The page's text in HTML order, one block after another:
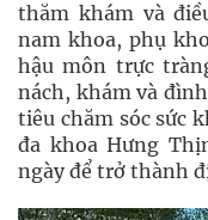
thăm khám và
nam khoa, phụ
hậu môn trực
nách, khám và
tiêu chăm sóc sức
đa khoa Hưng
ngày để trở thành